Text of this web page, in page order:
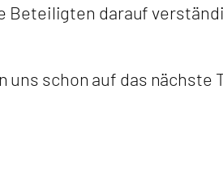
Beteiligten darauf
schon auf das nächste